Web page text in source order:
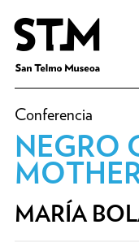
Conferencia
NEGRO
MARÍA